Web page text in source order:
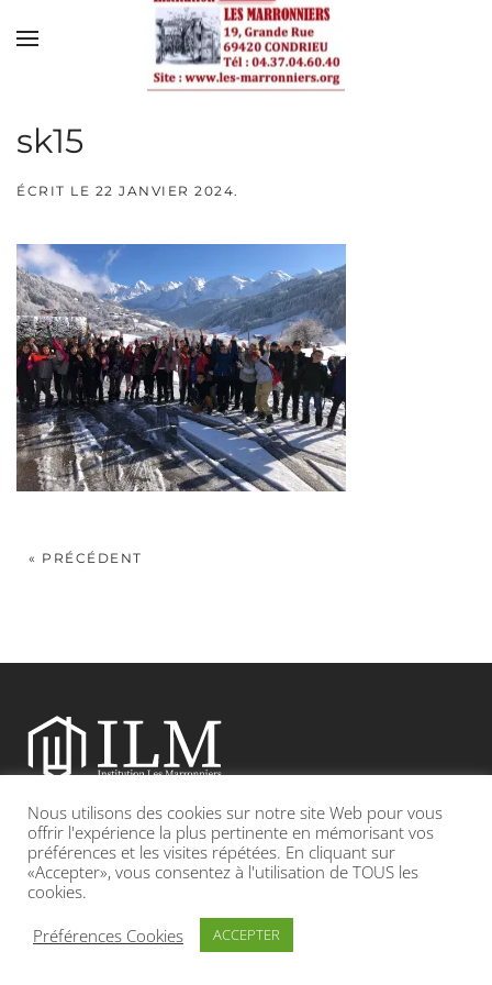
Skip to main content
sk15
ÉCRIT LE 22 JANVIER 2024.
« PRÉCÉDENT
Etablissement catholique sous contrat d’association avec l’Etat
Adresse : 19, Grande rue 69420 CONDRIEU
INFOS LÉGALES POLITIQUE DE CONFIDENTIALITÉ
Nous utilisons des cookies sur notre site Web pour vous
offrir l'expérience la plus pertinente en mémorisant vos
préférences et les visites répétées. En cliquant sur
«Accepter», vous consentez à l'utilisation de TOUS les
cookies.
Préférences Cookies
ACCEPTER